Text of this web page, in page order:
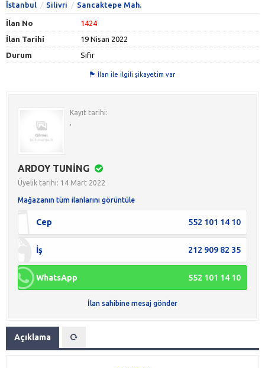
İstanbul Silivri Sancaktepe Mah.
İlan No
1424
İlan Tarihi
19 Nisan 2022
Durum
Sıfır
İlan ile ilgili şikayetim var
Kayıt tarihi:
,
ARDOY TUNİNG
Üyelik tarihi: 14 Mart 2022
Mağazanın tüm ilanlarını görüntüle
Cep 552 101 14 10
İş 212 909 82 35
WhatsApp 552 101 14 10
İlan sahibine mesaj gönder
Açıklama